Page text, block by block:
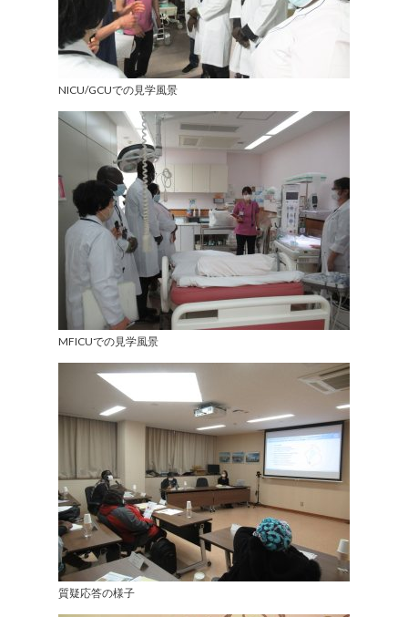
NICU/GCUでの見学風景
MFICUでの見学風景
質疑応答の様子